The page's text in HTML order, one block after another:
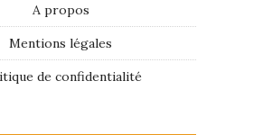
A propos
Mentions légales
de confidentialité